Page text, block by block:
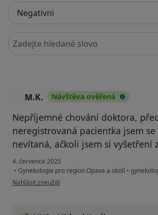
Hledejte v názorech
M.K. Návštěva ověřená
Nepříjemné chování doktora,
neregistrovaná pacientka jsem
nevítaná, ačkoli jsem si vyšetření
4. července 2025
• Gynekologie pro region Opava a okolí •
podle názoru uživatele M.K.
Nahlásit zneužití